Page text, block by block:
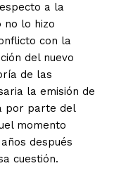
a la
no lo hizo
con la
del nuevo
de las
la emisión de
por parte del
momento
después
cuestión.